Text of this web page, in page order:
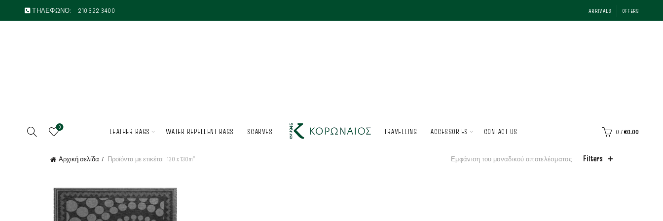
ΤΗΛΕΦΩΝΟ: 210 322 3400 ARRIVALS OFFERS
0 LEATHER BAGS WATER REPELLENT BAGS SCARVES TRAVELLING ACCESSORIES CONTACT US 0 /€0.00
Αρχική σελίδα Προϊόντα με ετικέτα “130 x 130m” Εμφάνιση του μοναδικού αποτελέσματος Filters